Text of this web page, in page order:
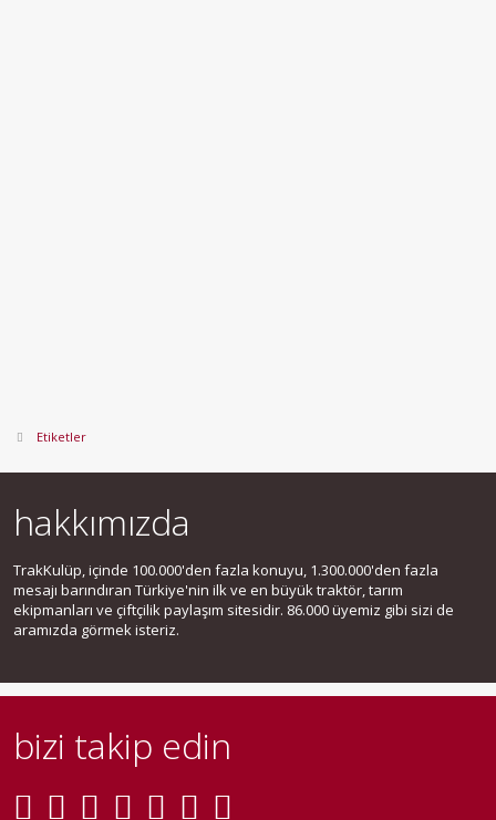
Etiketler
hakkımızda
TrakKulüp, içinde 100.000'den fazla konuyu, 1.300.000'den fazla
mesajı barındıran Türkiye'nin ilk ve en büyük traktör, tarım
ekipmanları ve çiftçilik paylaşım sitesidir. 86.000 üyemiz gibi sizi de
aramızda görmek isteriz.
bizi takip edin